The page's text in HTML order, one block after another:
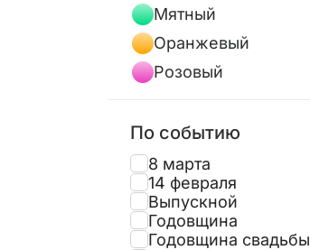
Мятный
Оранжевый
Розовый
По событию
8 марта
14 февраля
Выпускной
Годовщина
Годовщина свадьбы